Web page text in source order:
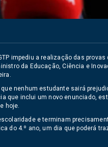
impediu a realização das
da Educação, Ciência e
nenhum estudante sairá
que inclui um novo enunciado,
hoje.
e terminam
do 4.º ano, um dia que poderá